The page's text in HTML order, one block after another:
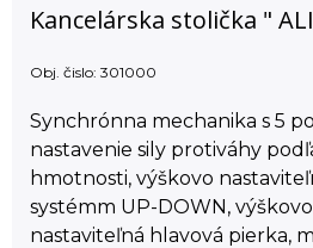
Kancelárska stolička "
Obj. čislo: 301000
Synchrónna mechanika s 5
nastavenie sily protiváhy
hmotnosti, výškovo
systémm UP-DOWN,
nastaviteľná hlavová pierka,